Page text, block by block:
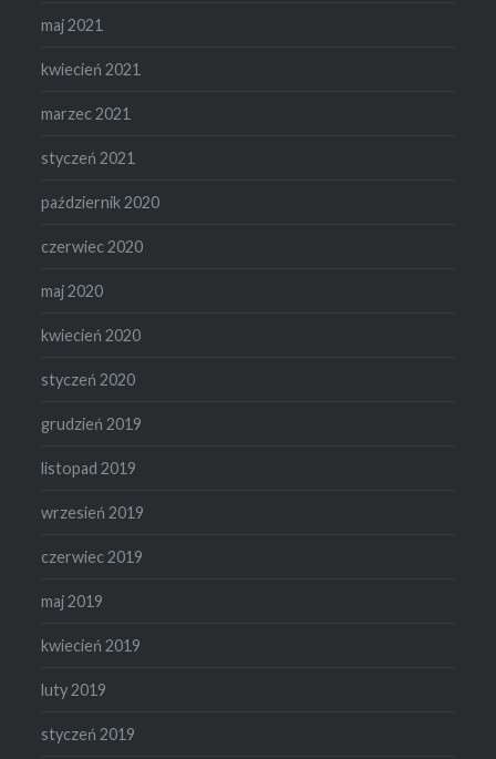
maj 2021
kwiecień 2021
marzec 2021
styczeń 2021
październik 2020
czerwiec 2020
maj 2020
kwiecień 2020
styczeń 2020
grudzień 2019
listopad 2019
wrzesień 2019
czerwiec 2019
maj 2019
kwiecień 2019
luty 2019
styczeń 2019